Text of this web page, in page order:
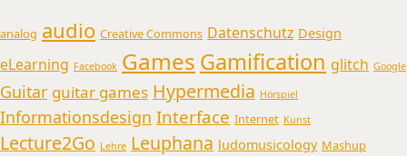
analog audio Creative Commons Datenschutz Design
eLearning Facebook Games Gamification glitch Google
Guitar guitar games Hypermedia Hörspiel
Informationsdesign Interface Internet Kunst
Lecture2Go Lehre Leuphana ludomusicology Mashup